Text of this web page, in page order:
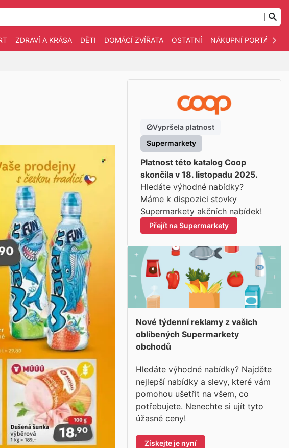
ZDRAVÍ A KRÁSA DĚTI DOMÁCÍ ZVÍŘATA OSTATNÍ NÁKUPNÍ PORTÁLY
Vypršela platnost
Supermarkety
Platnost této katalog Coop
skončila v 18. listopadu 2025.
Hledáte výhodné nabídky?
Máme k dispozici stovky
Supermarkety akčních nabídek!
Přejít na Supermarkety
Nové týdenní reklamy z vašich
oblíbených Supermarkety
obchodů
Hledáte výhodné nabídky? Najděte
nejlepší nabídky a slevy, které vám
pomohou ušetřit na všem, co
potřebujete. Nenechte si ujít tyto
úžasné ceny!
Získejte je nyní